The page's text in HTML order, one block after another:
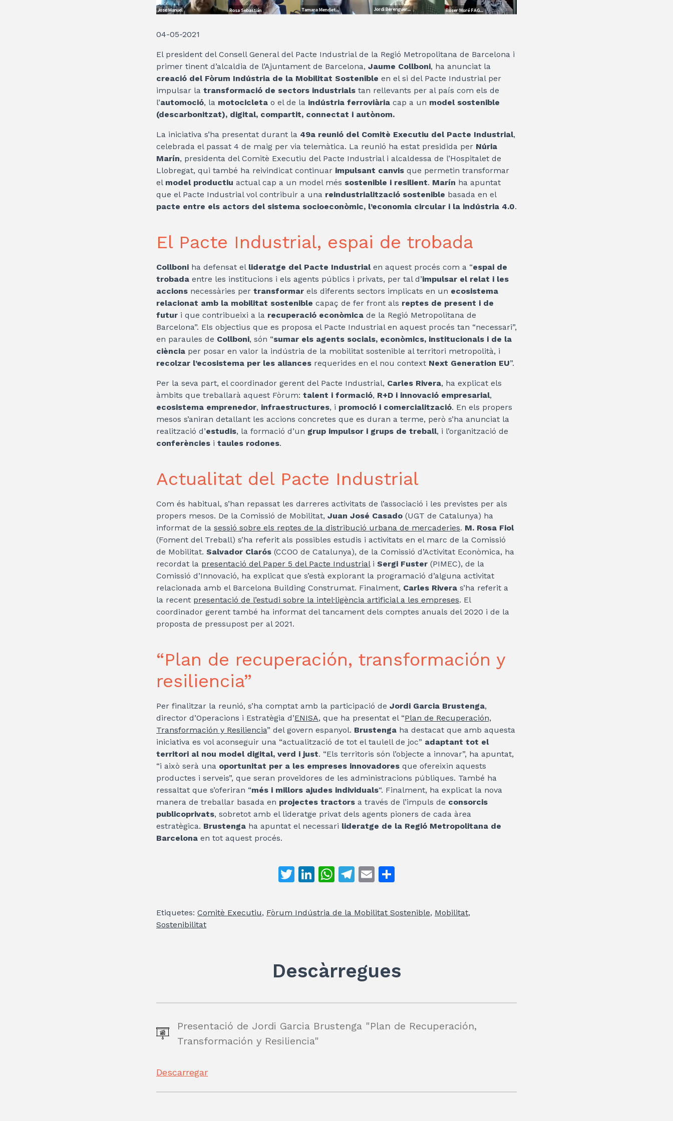
04-05-2021
El president del Consell General del Pacte Industrial de la Regió Metropolitana de Barcelona i
primer tinent d’alcaldia de l’Ajuntament de Barcelona, Jaume Collboni, ha anunciat la
creació del Fòrum Indústria de la Mobilitat Sostenible en el si del Pacte Industrial per
impulsar la transformació de sectors industrials tan rellevants per al país com els de
l’automoció, la motocicleta o el de la indústria ferroviària cap a un model sostenible
(descarbonitzat), digital, compartit, connectat i autònom.
La iniciativa s’ha presentat durant la 49a reunió del Comitè Executiu del Pacte Industrial,
celebrada el passat 4 de maig per via telemàtica. La reunió ha estat presidida per Núria
Marín, presidenta del Comitè Executiu del Pacte Industrial i alcaldessa de l’Hospitalet de
Llobregat, qui també ha reivindicat continuar impulsant canvis que permetin transformar
el model productiu actual cap a un model més sostenible i resilient. Marín ha apuntat
que el Pacte Industrial vol contribuir a una reindustrialització sostenible basada en el
pacte entre els actors del sistema socioeconòmic, l’economia circular i la indústria 4.0.
El Pacte Industrial, espai de trobada
Collboni ha defensat el lideratge del Pacte Industrialen aquest procés com a “espai de
trobada entre les institucions i els agents públics i privats, per tal d’impulsar el relat i les
accions necessàries per transformar els diferents sectors implicats en un ecosistema
relacionat amb la mobilitat sostenible capaç de fer front als reptes de present i de
futur i que contribueixi a la recuperació econòmica de la Regió Metropolitana de
Barcelona”. Els objectius que es proposa el Pacte Industrial en aquest procés tan “necessari”,
en paraules de Collboni, són “sumar els agents socials, econòmics, institucionals i de la
ciència per posar en valor la indústria de la mobilitat sostenible al territori metropolità, i
recolzar l’ecosistema per les aliances requerides en el nou context Next Generation EU”.
Per la seva part, el coordinador gerent del Pacte Industrial, Carles Rivera, ha explicat els
àmbits que treballarà aquest Fòrum: talent i formació, R+D i innovació empresarial,
ecosistema emprenedor, infraestructures, i promoció i comercialització. En els propers
mesos s’aniran detallant les accions concretes que es duran a terme, però s’ha anunciat la
realització d’estudis, la formació d’un grup impulsor i grups de treball, i l’organització de
conferències i taules rodones.
Actualitat del Pacte Industrial
Com és habitual, s’han repassat les darreres activitats de l’associació i les previstes per als
propers mesos. De la Comissió de Mobilitat, Juan José Casado (UGT de Catalunya) ha
informat de la sessió sobre els reptes de la distribució urbana de mercaderies. M. Rosa Fiol
(Foment del Treball) s’ha referit als possibles estudis i activitats en el marc de la Comissió
de Mobilitat. Salvador Clarós (CCOO de Catalunya), de la Comissió d’Activitat Econòmica, ha
recordat la presentació del Paper 5 del Pacte Industriali Sergi Fuster (PIMEC), de la
Comissió d’Innovació, ha explicat que s’està explorant la programació d’alguna activitat
relacionada amb el Barcelona Building Construmat. Finalment, Carles Rivera s’ha referit a
la recent presentació de l’estudi sobre la intel·ligència artificial a les empreses. El
coordinador gerent també ha informat del tancament dels comptes anuals del 2020 i de la
proposta de pressupost per al 2021.
“Plan de recuperación​, transformación y
resiliencia”
Per finalitzar la reunió, s’ha comptat amb la participació de Jordi Garcia Brustenga,
director d’Operacions i Estratègia d’ENISA, que ha presentat el “Plan de Recuperación,
Transformación y Resiliencia” del govern espanyol. Brustenga ha destacat que amb aquesta
iniciativa es vol aconseguir una “actualització de tot el taulell de joc” adaptant tot el
territori al nou model digital, verd i just. “Els territoris són l’objecte a innovar”, ha apuntat,
“i això serà una oportunitat per a les empreses innovadores que ofereixin aquests
productes i serveis”, que seran proveïdores de les administracions públiques. També ha
ressaltat que s’oferiran “més i millors ajudes individuals“. Finalment, ha explicat la nova
manera de treballar basada en projectes tractors a través de l’impuls de consorcis
publicoprivats, sobretot amb el lideratge privat dels agents pioners de cada àrea
estratègica. Brustenga ha apuntat el necessari lideratge de la Regió Metropolitana de
Barcelona en tot aquest procés.
T
itt
er
Li
k
e
W
at
s
p
T
e
gr
E
ai
l
m
p
ix
Etiquetes: Comitè Executiu, Fòrum Indústria de la Mobilitat Sostenible, Mobilitat,
Sostenibilitat
Descàrregues
Presentació de Jordi Garcia Brustenga "Plan de Recuperación,
Transformación y Resiliencia"
Descarregar